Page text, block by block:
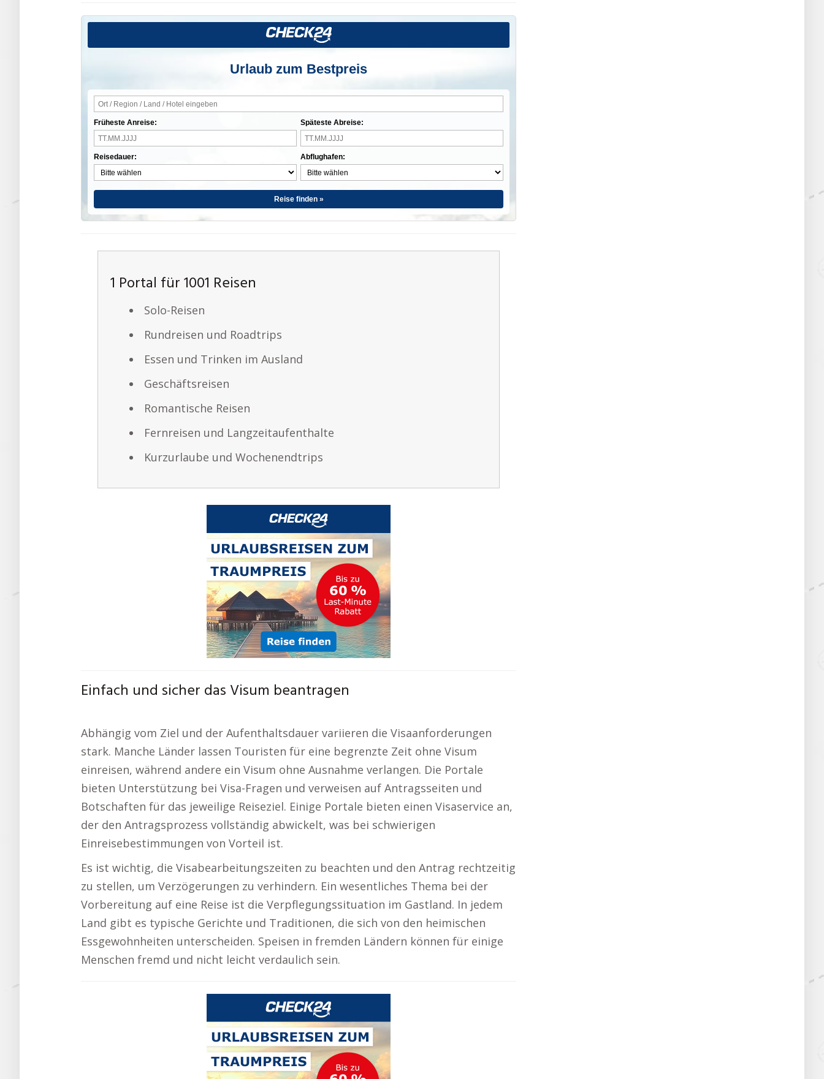
Urlaub zum Bestpreis
Früheste Anreise:
Reisedauer:
Späteste Abreise:
Abflughafen:
Reise finden »
1 Portal für 1001 Reisen
Solo-Reisen
Rundreisen und Roadtrips
Essen und Trinken im Ausland
Geschäftsreisen
Romantische Reisen
Fernreisen und Langzeitaufenthalte
Kurzurlaube und Wochenendtrips
Einfach und sicher das Visum beantragen
Abhängig vom Ziel und der Aufenthaltsdauer variieren die Visaanforderungen
stark. Manche Länder lassen Touristen für eine begrenzte Zeit ohne Visum
einreisen, während andere ein Visum ohne Ausnahme verlangen. Die Portale
bieten Unterstützung bei Visa-Fragen und verweisen auf Antragsseiten und
Botschaften für das jeweilige Reiseziel. Einige Portale bieten einen Visaservice an,
der den Antragsprozess vollständig abwickelt, was bei schwierigen
Einreisebestimmungen von Vorteil ist.
Es ist wichtig, die Visabearbeitungszeiten zu beachten und den Antrag rechtzeitig
zu stellen, um Verzögerungen zu verhindern. Ein wesentliches Thema bei der
Vorbereitung auf eine Reise ist die Verpflegungssituation im Gastland. In jedem
Land gibt es typische Gerichte und Traditionen, die sich von den heimischen
Essgewohnheiten unterscheiden. Speisen in fremden Ländern können für einige
Menschen fremd und nicht leicht verdaulich sein.